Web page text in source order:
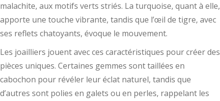
malachite, aux motifs verts striés. La turquoise, quant à elle,
apporte une touche vibrante, tandis que l’œil de tigre, avec
ses reflets chatoyants, évoque le mouvement.
Les joailliers jouent avec ces caractéristiques pour créer des
pièces uniques. Certaines gemmes sont taillées en
cabochon pour révéler leur éclat naturel, tandis que
d’autres sont polies en galets ou en perles, rappelant les